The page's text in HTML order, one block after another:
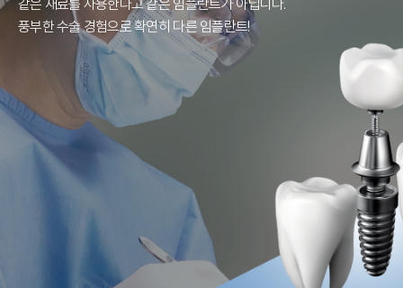
같은 재료를 사용한다고 같은 임플란트가 아닙니다.
풍부한 수술 경험으로 확연히 다른 임플란트!